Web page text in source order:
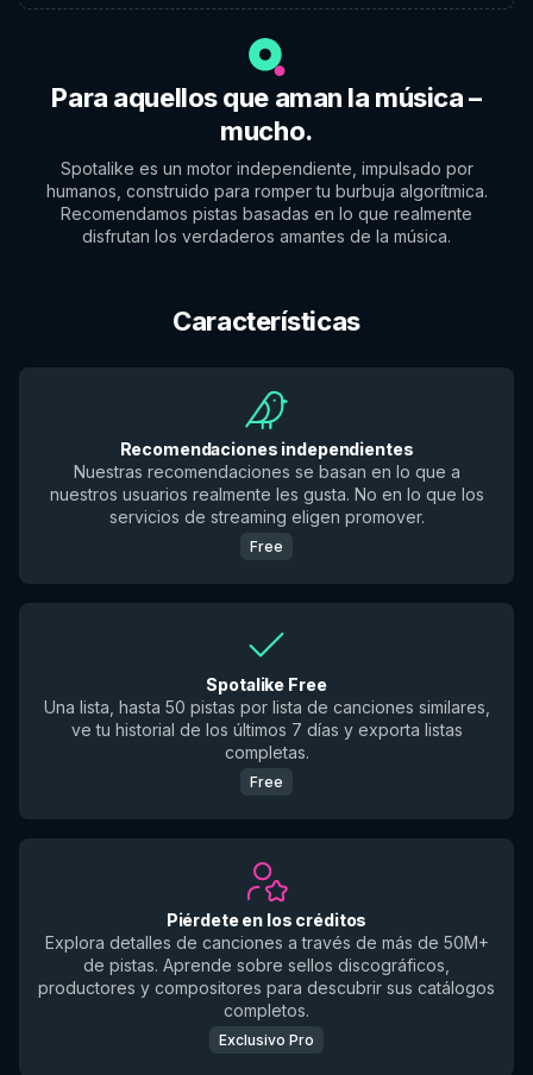
Para aquellos que aman la música –
mucho.
Spotalike es un motor independiente, impulsado por
humanos, construido para romper tu burbuja algorítmica.
Recomendamos pistas basadas en lo que realmente
disfrutan los verdaderos amantes de la música.
Características
Recomendaciones independientes
Nuestras recomendaciones se basan en lo que a
nuestros usuarios realmente les gusta. No en lo que los
servicios de streaming eligen promover.
Free
Spotalike Free
Una lista, hasta 50 pistas por lista de canciones similares,
ve tu historial de los últimos 7 días y exporta listas
completas.
Free
Piérdete en los créditos
Explora detalles de canciones a través de más de 50M+
de pistas. Aprende sobre sellos discográficos,
productores y compositores para descubrir sus catálogos
completos.
Exclusivo Pro